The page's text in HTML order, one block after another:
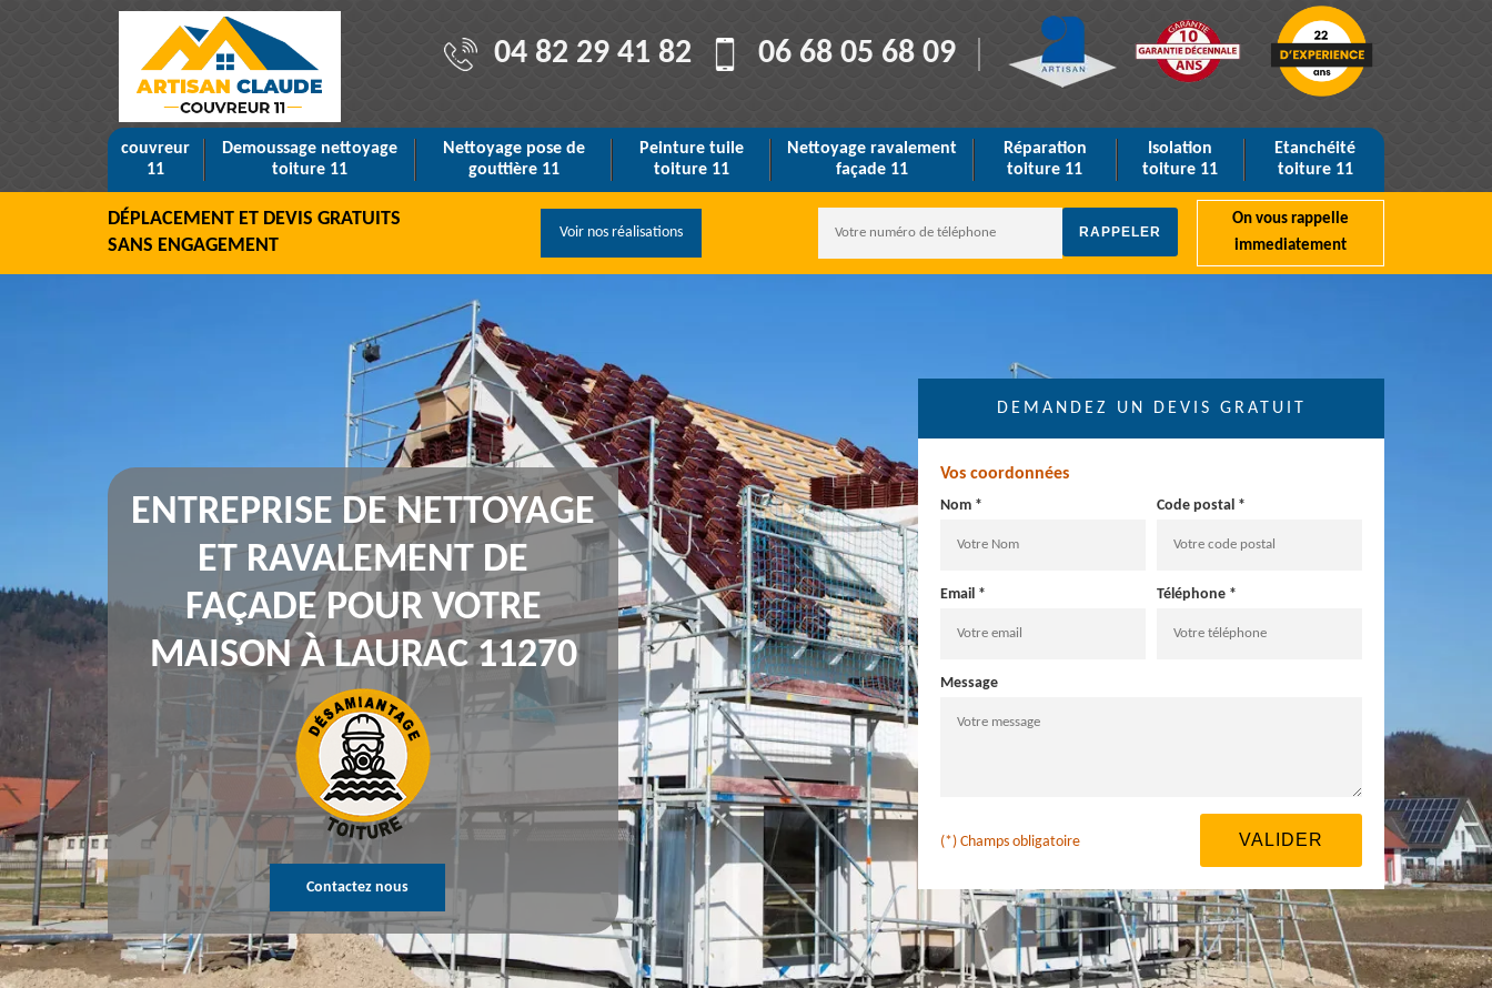
04 82 29 41 82 06 68 05 68 09
couvreur
11
Demoussage nettoyage
toiture 11
Nettoyage pose de
gouttière 11
Peinture tuile
toiture 11
Nettoyage ravalement
façade 11
Réparation
toiture 11
Isolation
toiture 11
Etanchéité
toiture 11
DÉPLACEMENT ET DEVIS GRATUITS
SANS ENGAGEMENT
Voir nos réalisations
On vous rappelle
immediatement
ENTREPRISE DE NETTOYAGE
ET RAVALEMENT DE
FAÇADE POUR VOTRE
MAISON À LAURAC 11270
Contactez nous
DEMANDEZ UN DEVIS GRATUIT
Vos coordonnées
Nom * Code postal *
Email * Téléphone *
Message
(*) Champs obligatoire